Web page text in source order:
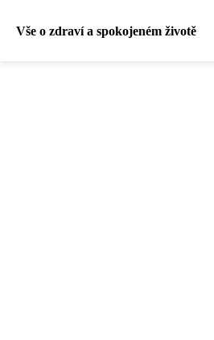
Vše o zdraví a spokojeném životě